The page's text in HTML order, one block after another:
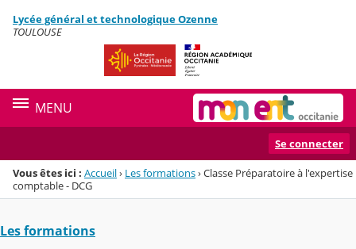
Menu de la rubrique
Contenu
Lycée général et technologique Ozenne
TOULOUSE
MENU
Se connecter
Vous êtes ici : Accueil› Les formations›Classe Préparatoire à l'expertise
comptable - DCG
Les formations